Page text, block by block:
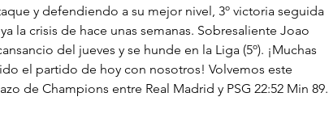
y defendiendo a su mejor nivel, 3º victoria seguida
la crisis de hace unas semanas. Sobresaliente Joao
del jueves y se hunde en la Liga (5º). ¡Muchas
el partido de hoy con nosotros! Volvemos este
de Champions entre Real Madrid y PSG 22:52 Min 89.